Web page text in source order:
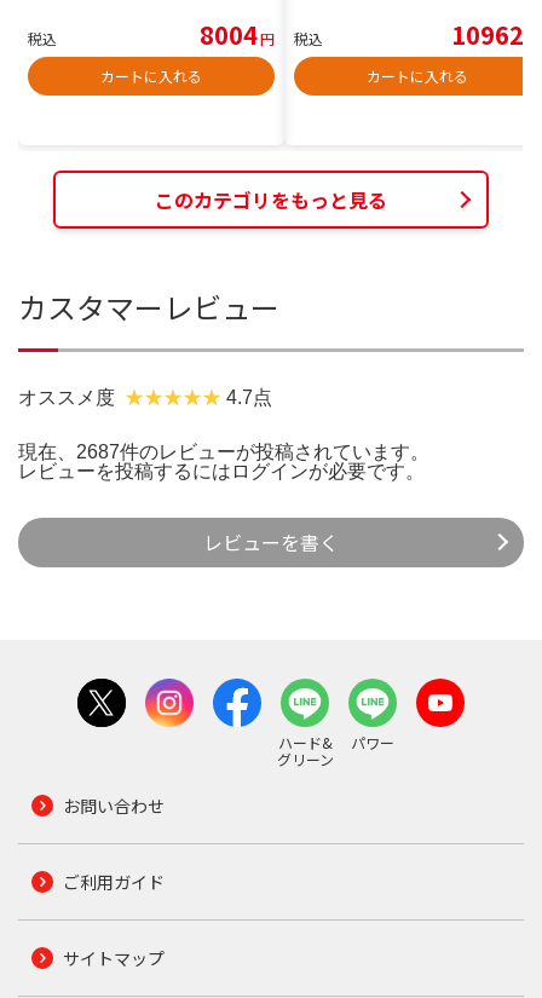
税込 8004円
カートに入れる
税込 10962
カートに入れる
このカテゴリをもっと見る
カスタマーレビュー
オススメ度 4.7点
現在、2687件のレビューが投稿されています。
レビューを投稿するには ログインが必要です。
レビューを書く
ハード&
グリーン
パワー
お問い合わせ
ご利用ガイド
サイトマップ